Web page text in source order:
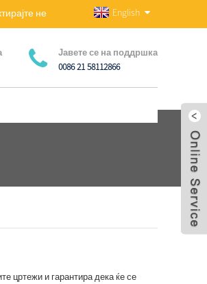
не English
Јавете се на поддршка
0086 21 58112866
цртежи и гарантира дека ќе се